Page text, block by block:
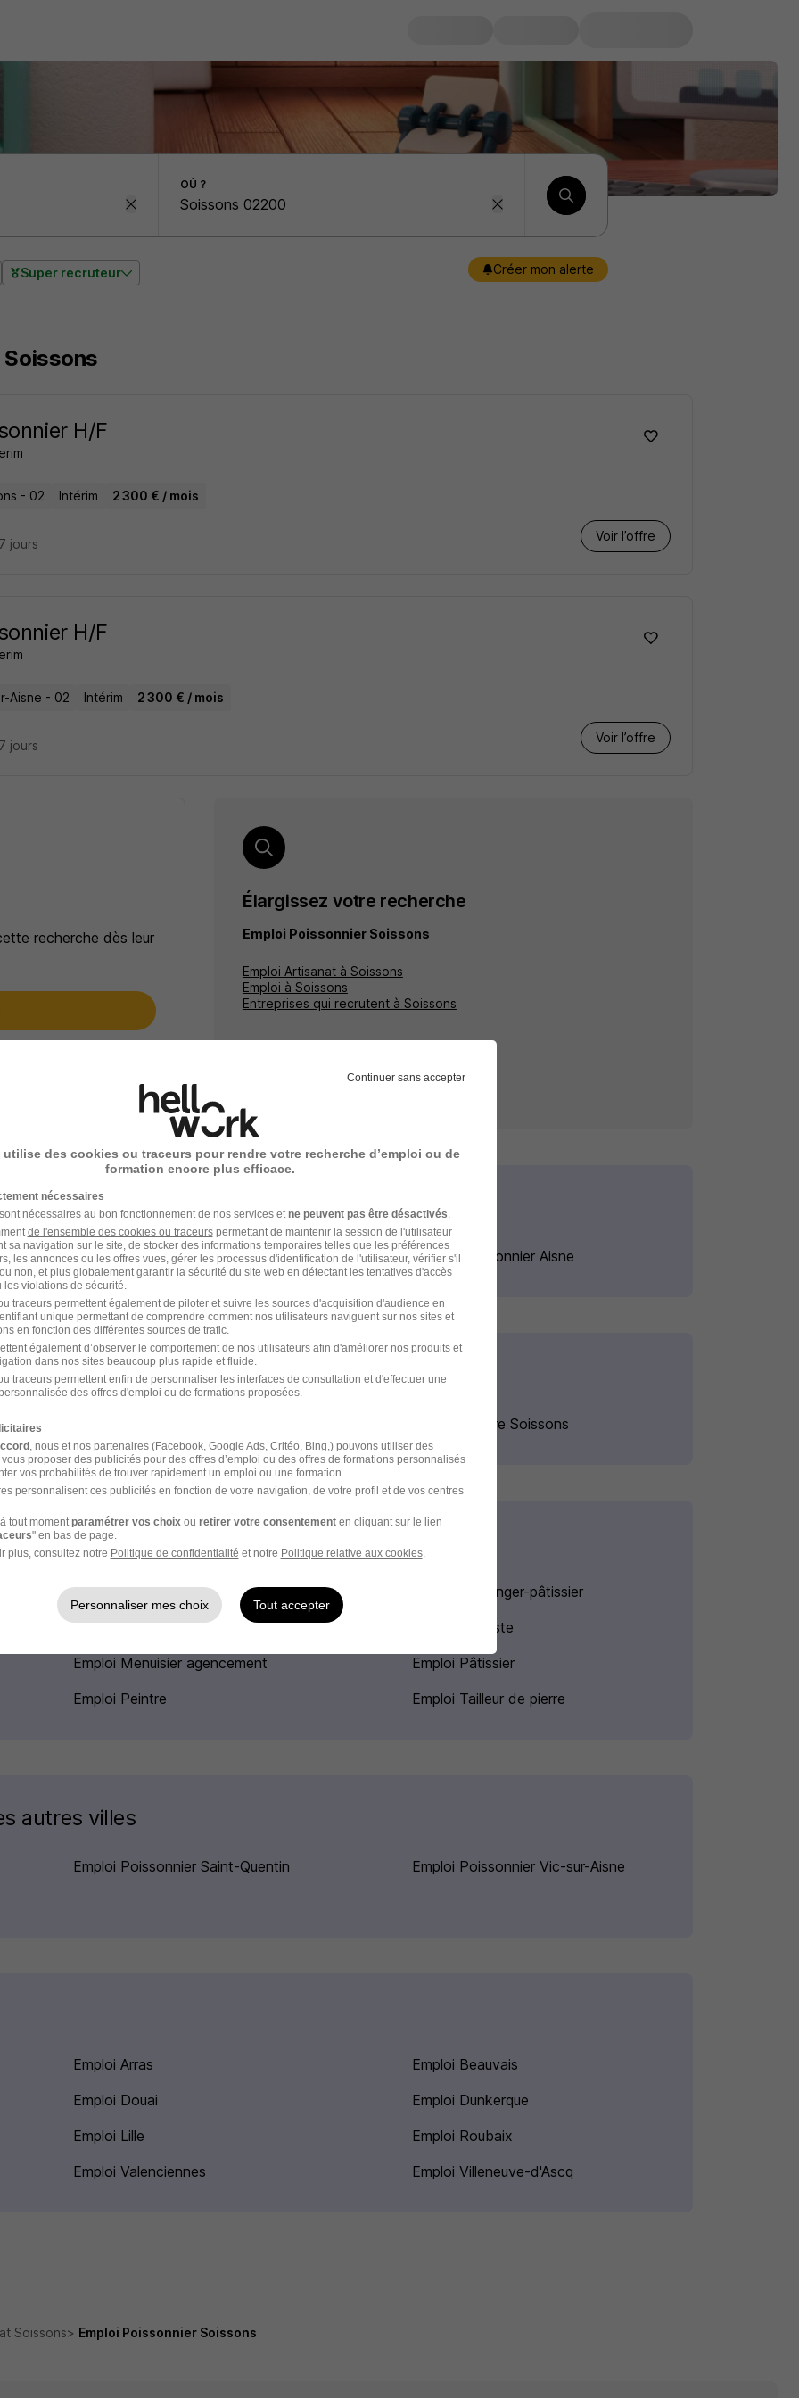
OÙ ?
Super recruteur Créer mon alerte
H/F
- 02 Intérim 2 300 € / mois
Voir l’offre
jours
H/F
Aisne - 02 Intérim 2 300 € / mois
Voir l’offre
jours
recherche dès leur
les
Élargissez votre recherche
Emploi Poissonnier Soissons
Emploi Artisanat à Soissons
Emploi à Soissons
Entreprises qui recrutent à Soissons
Emploi Artisanat Emploi Poissonnier Aisne
dans le domaine Artisanat
Emploi Peintre Soissons
Emploi Boulanger
Emploi Boulanger-pâtissier
Emploi Charcutier-traiteur
Emploi Fleuriste
Emploi Menuisier agencement
Emploi Pâtissier
Emploi Peintre Emploi Tailleur de pierre
autres villes
Emploi Poissonnier Saint-Quentin Emploi Poissonnier Vic-sur-Aisne
Emploi Arras
Emploi Beauvais
Emploi Douai
Emploi Dunkerque
Emploi Lille
Emploi Roubaix
Emploi Valenciennes Emploi Villeneuve-d'Ascq
Soissons Emploi Poissonnier Soissons
Continuer sans accepter
utilise des cookies ou traceurs pour rendre votre recherche d’emploi ou de
formation encore plus efficace.
nécessaires
nécessaires au bon fonctionnement de nos services etne peuvent pas être désactivés.
de l'ensemble des cookies ou traceurspermettant de maintenir la session de l'utilisateur
sa navigation sur le site, de stocker des informations temporaires telles que les préférences
les annonces ou les offres vues, gérer les processus d'identification de l'utilisateur, vérifier s'il
non, et plus globalement garantir la sécurité du site web en détectant les tentatives d'accès
les violations de sécurité.
traceurs permettent également de piloter et suivre les sources d'acquisition d'audience en
unique permettant de comprendre comment nos utilisateurs naviguent sur nos sites et
en fonction des différentes sources de trafic.
également d’observer le comportement de nos utilisateurs afin d'améliorer nos produits et
dans nos sites beaucoup plus rapide et fluide.
traceurs permettent enfin de personnaliser les interfaces de consultation et d'effectuer une
des offres d'emploi ou de formations proposées.
, nous et nos partenaires (Facebook, Google Ads, Critéo, Bing,) pouvons utiliser des
proposer des publicités pour des offres d’emploi ou des offres de formations personnalisés
vos probabilités de trouver rapidement un emploi ou une formation.
personnalisent ces publicités en fonction de votre navigation, de votre profil et de vos centres
tout momentparamétrer vos choixou retirer votre consentementen cliquant sur le lien
" en bas de page.
plus, consultez notre Politique de confidentialité et notre Politique relative aux cookies.
Personnaliser mes choix Tout accepter